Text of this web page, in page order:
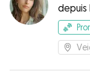
depuis